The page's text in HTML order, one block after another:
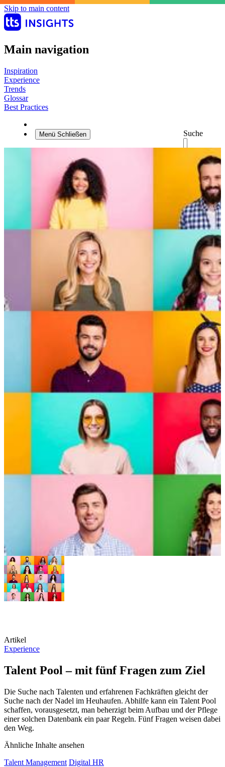
Skip to main content
Main navigation
Inspiration
Experience
Trends
Glossar
Best Practices
Suche
Menü Schließen
Artikel
Experience
Talent Pool – mit fünf Fragen zum Ziel
Die Suche nach Talenten und erfahrenen Fachkräften gleicht der
Suche nach der Nadel im Heuhaufen. Abhilfe kann ein Talent Pool
schaffen, vorausgesetzt, man beherzigt beim Aufbau und der Pflege
einer solchen Datenbank ein paar Regeln. Fünf Fragen weisen dabei
den Weg.
Ähnliche Inhalte ansehen
Talent Management Digital HR